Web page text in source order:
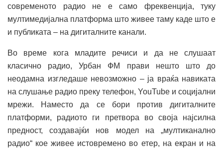
современото радио не е само фреквенција, туку
мултимедијална платформа што живее таму каде што е
и публиката – на дигиталните канали.
Во време кога младите речиси и да не слушаат
класично радио, Урбан ФМ прави нешто што до
неодамна изгледаше невозможно – ја враќа навиката
на слушање радио преку телефон, YouTube и социјални
мрежи. Наместо да се бори против дигиталните
платформи, радиото ги претвора во своја најсилна
предност, создавајќи нов модел на „мултиканално
радио“ кое живее истовремено во етер, на екран и на